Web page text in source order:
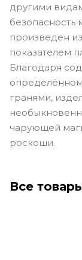
другими
безопасность
произведен
показателем
Благодаря
гранями,
чарующей
роскоши.
Все